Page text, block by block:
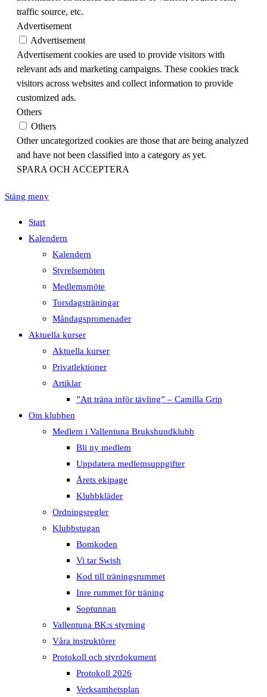
traffic source, etc.
Advertisement
Advertisement
Advertisement cookies are used to provide visitors with
relevant ads and marketing campaigns. These cookies track
visitors across websites and collect information to provide
customized ads.
Others
Others
Other uncategorized cookies are those that are being analyzed
and have not been classified into a category as yet.
SPARA OCH ACCEPTERA
Stäng meny
Start
Kalendern
Kalendern
Styrelsemöten
Medlemsmöte
Torsdagsträningar
Måndagspromenader
Aktuella kurser
Aktuella kurser
Privatlektioner
Artiklar
”Att träna inför tävling” – Camilla Grip
Om klubben
Medlem i Vallentuna Brukshundklubb
Bli ny medlem
Uppdatera medlemsuppgifter
Årets ekipage
Klubbkläder
Ordningsregler
Klubbstugan
Bomkoden
Vi tar Swish
Kod till träningsrummet
Inre rummet för träning
Soptunnan
Vallentuna BK:s styrning
Våra instruktörer
Protokoll och styrdokument
Protokoll 2026
Verksamhetsplan